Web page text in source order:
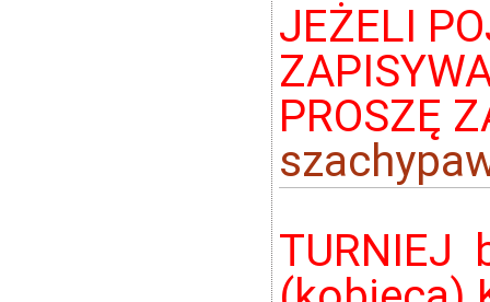
JEŻELI
PROSZĘ
TURNIEJ